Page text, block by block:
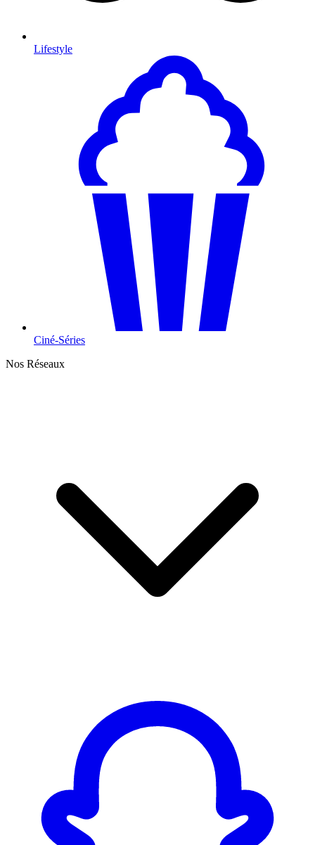
Lifestyle
Ciné-Séries
Nos Réseaux